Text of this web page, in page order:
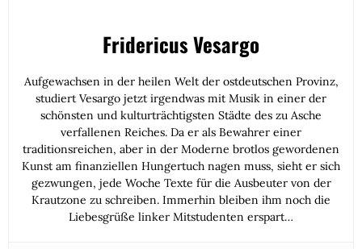
Fridericus Vesargo
Aufgewachsen in der heilen Welt der ostdeutschen Provinz,
studiert Vesargo jetzt irgendwas mit Musik in einer der
schönsten und kulturträchtigsten Städte des zu Asche
verfallenen Reiches. Da er als Bewahrer einer
traditionsreichen, aber in der Moderne brotlos gewordenen
Kunst am finanziellen Hungertuch nagen muss, sieht er sich
gezwungen, jede Woche Texte für die Ausbeuter von der
Krautzone zu schreiben. Immerhin bleiben ihm noch die
Liebesgrüße linker Mitstudenten erspart…